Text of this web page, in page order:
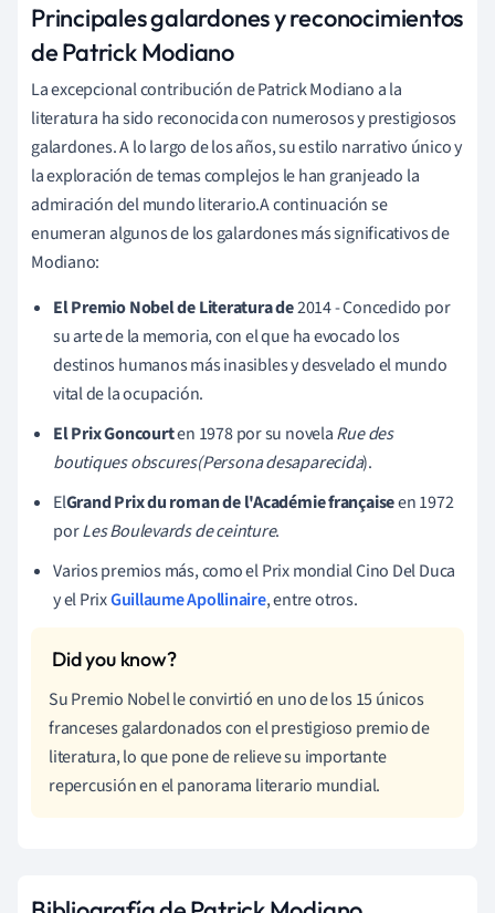
Principales galardones y reconocimientos
de Patrick Modiano
La excepcional contribución de Patrick Modiano a la
literatura ha sido reconocida con numerosos y prestigiosos
galardones. A lo largo de los años, su estilo narrativo único y
la exploración de temas complejos le han granjeado la
admiración del mundo literario.A continuación se
enumeran algunos de los galardones más significativos de
Modiano:
El Premio Nobel de Literatura de2014 - Concedido por
su arte de la memoria, con el que ha evocado los
destinos humanos más inasibles y desvelado el mundo
vital de la ocupación.
El Prix Goncourten 1978 por su novelaRue des
boutiques obscures(Persona desaparecida).
ElGrand Prix du roman de l'Académie françaiseen 1972
porLes Boulevards de ceinture.
Varios premios más, como el Prix mondial Cino Del Duca
y el PrixGuillaume Apollinaire, entre otros.
Su Premio Nobel le convirtió en uno de los 15 únicos
franceses galardonados con el prestigioso premio de
literatura, lo que pone de relieve su importante
repercusión en el panorama literario mundial.